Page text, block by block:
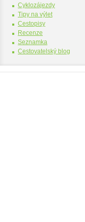
Cyklozájezdy
Tipy na výlet
Cestopisy
Recenze
Seznamka
Cestovatelský blog